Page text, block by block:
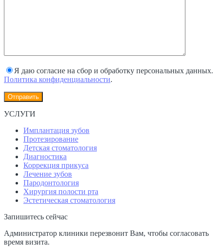
Я даю согласие на сбор и обработку персональных данных.
Политика конфиденциальности.
УСЛУГИ
Имплантация зубов
Протезирование
Детская стоматология
Диагностика
Коррекция прикуса
Лечение зубов
Пародонтология
Хирургия полости рта
Эстетическая стоматология
Запишитесь сейчас
Администратор клиники перезвонит Вам, чтобы согласовать
время визита.